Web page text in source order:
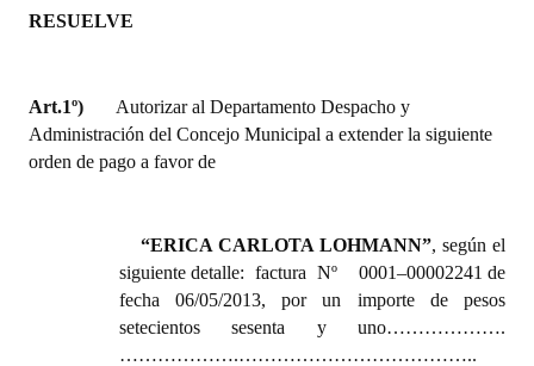
Banca del Vecino - Registro
Antiguos Pobladores - Registro
Entrega de distinciones
REFORMA DE LA CARTA ORGÁNICA
RESUELVE
Art.1º)
Autorizar al Departamento Despacho y
Administración del Concejo Municipal a extender la siguiente
orden de pago a favor de
“ERICA CARLOTA LOHMANN”,según el
siguiente detalle: factura Nº 0001–00002241 de
fecha 06/05/2013, por un importe de pesos
setecientos sesenta y uno……………….
……………….………………………………..